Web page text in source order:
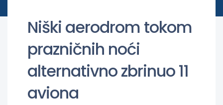
Niški aerodrom tokom
prazničnih noći
alternativno zbrinuo 11
aviona